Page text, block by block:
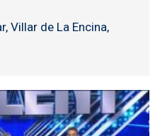
Villar de La Encina,